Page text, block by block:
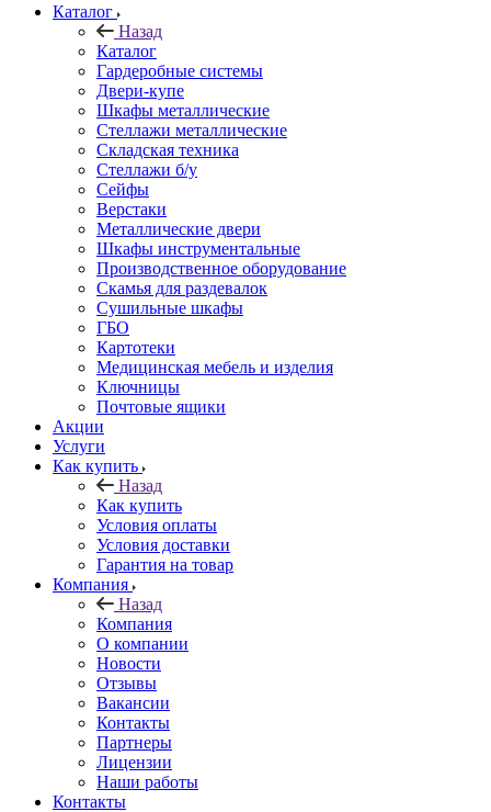
Каталог
Назад
Каталог
Гардеробные системы
Двери-купе
Шкафы металлические
Стеллажи металлические
Складская техника
Стеллажи б/у
Сейфы
Верстаки
Металлические двери
Шкафы инструментальные
Производственное оборудование
Скамья для раздевалок
Сушильные шкафы
ГБО
Картотеки
Медицинская мебель и изделия
Ключницы
Почтовые ящики
Акции
Услуги
Как купить
Назад
Как купить
Условия оплаты
Условия доставки
Гарантия на товар
Компания
Назад
Компания
О компании
Новости
Отзывы
Вакансии
Контакты
Партнеры
Лицензии
Наши работы
Контакты